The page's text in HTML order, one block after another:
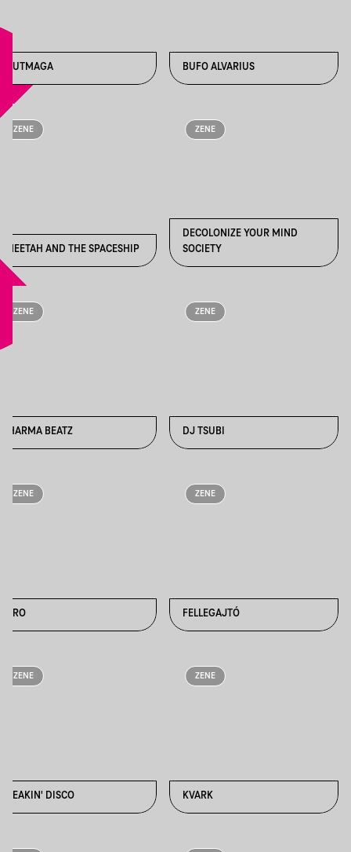
AZUTMAGA BUFO ALVARIUS
ZENE
CHEETAH AND THE SPACESHIP
ZENE
DECOLONIZE YOUR MIND
SOCIETY
ZENE
DHARMA BEATZ
ZENE
DJ TSUBI
ZENE
ERRO
ZENE
FELLEGAJTÓ
ZENE
FREAKIN' DISCO
ZENE
KVARK